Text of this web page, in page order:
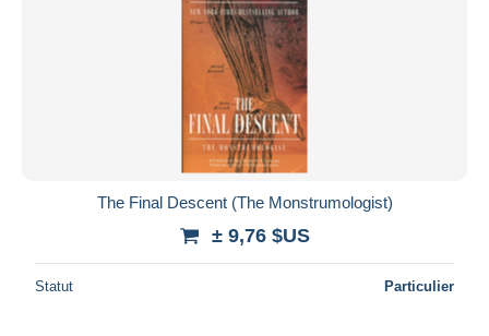
The Final Descent (The Monstrumologist)
± 9,76 $US
Statut Particulier